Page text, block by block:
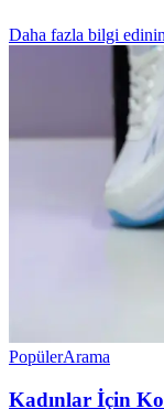
Daha fazla bilgi edinin
PopülerArama
Kadınlar İçin